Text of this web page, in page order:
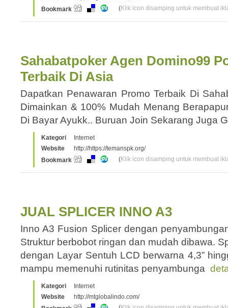
Bookmark
(Klik icon disamping untuk membuat
Sahabatpoker Agen Domino99
Terbaik Di Asia
Dapatkan Penawaran Promo Terbaik Di
Dimainkan & 100% Mudah Menang
Di Bayar Ayukk.. Buruan Join Sekarang Juga
Kategori
Internet
Website
http://https://temanspk.org/
Bookmark
(Klik icon disamping untuk membuat
JUAL SPLICER INNO A3
Inno A3 Fusion Splicer dengan
Struktur berbobot ringan dan mudah dibawa.
dengan Layar Sentuh LCD berwarna 4,3”
mampu memenuhi rutinitas penyambunga
Kategori
Internet
Website
http://mtglobalindo.com/